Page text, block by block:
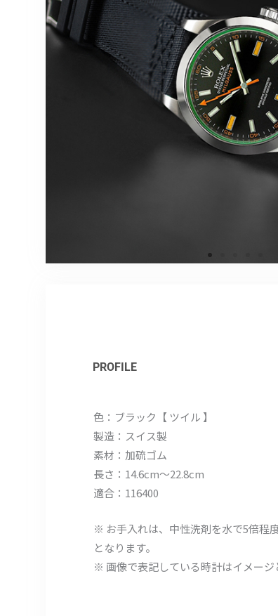
PROFILE
色：ブラック【 ツイル 】
製造：スイス製
素材：加硫ゴム
長さ：14.6cm～22.8cm
適合：116400
※ お手入れは、中性洗剤を水で5倍程
となります。
※ 画像で表記している時計はイメージ